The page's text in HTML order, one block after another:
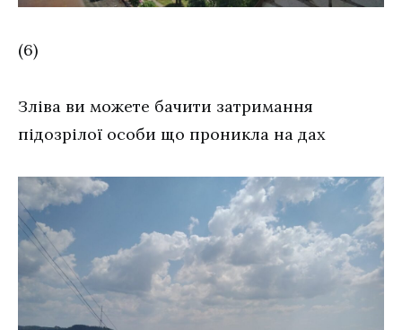
(6)
Зліва ви можете бачити затримання
підозрілої особи що проникла на дах